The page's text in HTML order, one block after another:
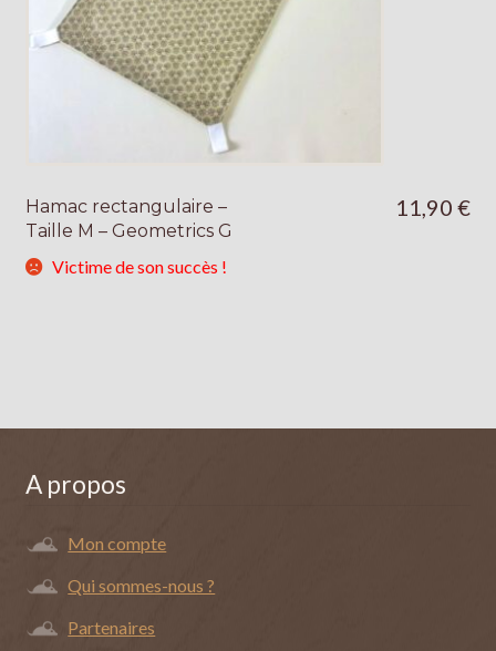
Hamac rectangulaire –
Taille M – Geometrics G
11,90€
Victime de son succès !
A propos
Mon compte
Qui sommes-nous ?
Partenaires